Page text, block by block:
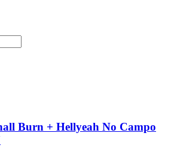
Burn + Hellyeah No Campo